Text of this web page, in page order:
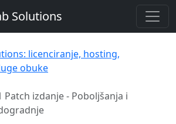
Solutions
licenciranje, hosting,
obuke
Patch izdanje - Poboljšanja i